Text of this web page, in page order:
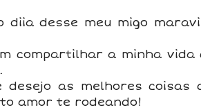
diia desse meu migo
compartilhar a minha
desejo as melhores
amor te rodeando!